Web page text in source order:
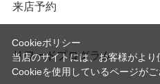
来店予約
リワードプログラム
Cookieポリシー
当店のサイトには、お客様がより
Cookieを使用しているページがご